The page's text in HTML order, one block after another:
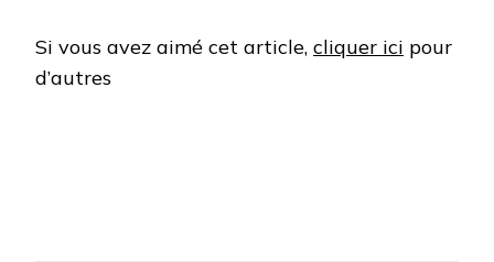
Si vous avez aimé cet article, cliquer ici pour
d’autres